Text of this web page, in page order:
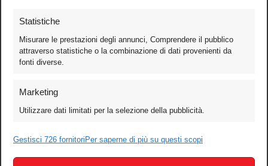
Statistiche
Misurare le prestazioni degli annunci, Comprendere il pubblico
attraverso statistiche o la combinazione di dati provenienti da
fonti diverse.
Marketing
Utilizzare dati limitati per la selezione della pubblicità.
Gestisci 726 fornitori Per saperne di più su questi scopi
Games
Test